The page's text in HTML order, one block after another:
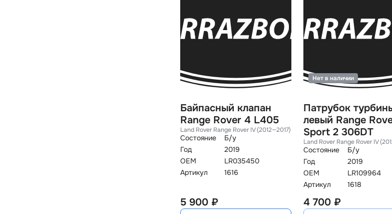
Байпасный клапан
Range Rover 4 L405
Land Rover Range Rover IV (2012—2017)
Состояние
Б/у
Год
2019
OEM
LR035450
Артикул
1616
5 900 ₽
Патрубок
левый Range
Sport 2 306DT
Land Rover Range Rover IV
Состояние
Б/у
Год
2019
OEM
LR109964
Артикул
1618
Нет в наличии
4 700 ₽